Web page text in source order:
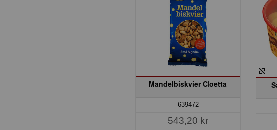
Mandelbiskvier Cloetta
639472
543,20 kr